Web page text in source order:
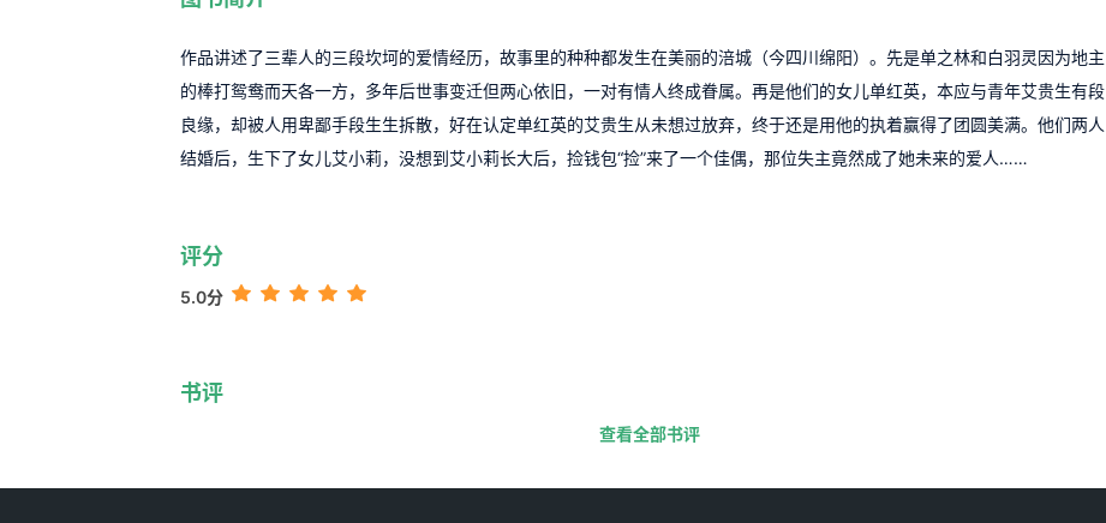
作品讲述了三辈人的三段坎坷的爱情经历，故事里的种种都发生在美丽的涪城（今四川绵阳）。先是单之林和白羽灵因为地主
的棒打鸳鸯而天各一方，多年后世事变迁但两心依旧，一对有情人终成眷属。再是他们的女儿单红英，本应与青年艾贵生有段
良缘，却被人用卑鄙手段生生拆散，好在认定单红英的艾贵生从未想过放弃，终于还是用他的执着赢得了团圆美满。他们两人
结婚后，生下了女儿艾小莉，没想到艾小莉长大后，捡钱包“捡”来了一个佳偶，那位失主竟然成了她未来的爱人……
评分
5.0分
书评
查看全部书评